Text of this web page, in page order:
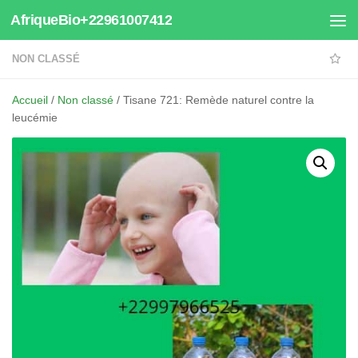
Au dessous du contenu
AfriqueBio+22961007412
NON CLASSÉ
Accueil / Non classé / Tisane 721: Remède naturel contre la
leucémie